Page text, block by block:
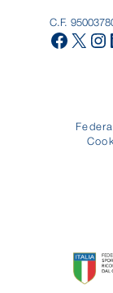
C.F.
X